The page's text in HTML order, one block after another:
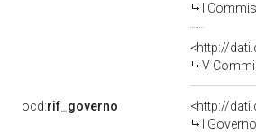
I
<http://
V
ocd:rif_governo
<http://
I